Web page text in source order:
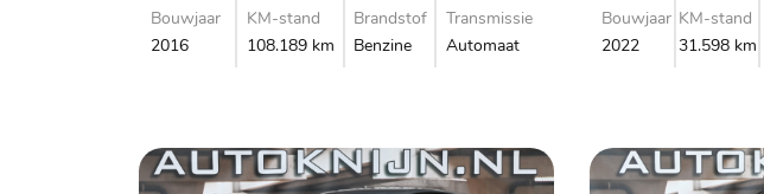
Bouwjaar
2016
KM-stand
108.189 km
Brandstof
Benzine
Transmissie
Automaat
Bouwjaar
2022
KM-stand
31.598 km